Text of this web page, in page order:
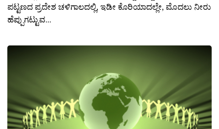
ಪಟ್ಟಣದ ಪ್ರದೇಶ ಚಳಿಗಾಲದಲ್ಲಿ, ಇಡೀ ಕೊರಿಯಾದಲ್ಲೇ, ಮೊದಲು ನೀರು
ಹೆಪ್ಪುಗಟ್ಟುವ...